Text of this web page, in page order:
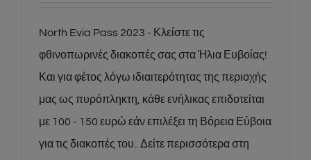
North Evia Pass 2023 - Κλείστε τις
φθινοπωρινές διακοπές σας στα Ήλια Ευβοίας!
Και για φέτος λόγω ιδιαιτερότητας της περιοχής
μας ως πυρόπληκτη, κάθε ενήλικας επιδοτείται
με 100 - 150 ευρώ εάν επιλέξει τη Βόρεια Εύβοια
για τις διακοπές του.. Δείτε περισσότερα στη